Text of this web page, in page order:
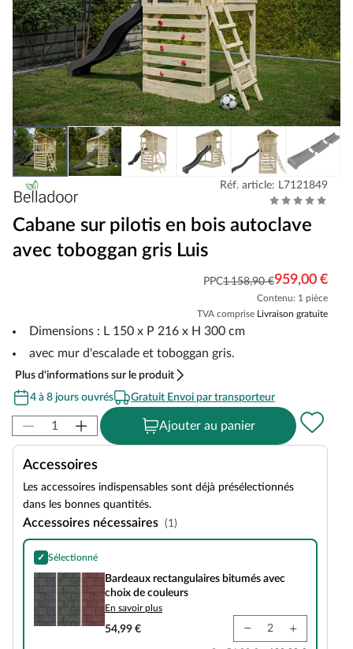
Réf. article: L7121849
Cabane sur pilotis en bois autoclave
avec toboggan gris Luis
PPC1 158,90 €959,00 €
Contenu: 1 pièce
TVA comprise Livraison gratuite
Dimensions : L 150 x P 216 x H 300 cm
avec mur d'escalade et toboggan gris.
Plus d'informations sur le produit
4 à 8 jours ouvrés
Gratuit Envoi par transporteur
Ajouter au panier
Accessoires
Les accessoires indispensables sont déjà présélectionnés
dans les bonnes quantités.
Accessoires nécessaires (1)
✓ Sélectionné
Bardeaux rectangulaires bitumés avec choix de couleurs
Bardeaux rectangulaires bitumés avec
choix de couleurs
En savoir plus
54,99 €